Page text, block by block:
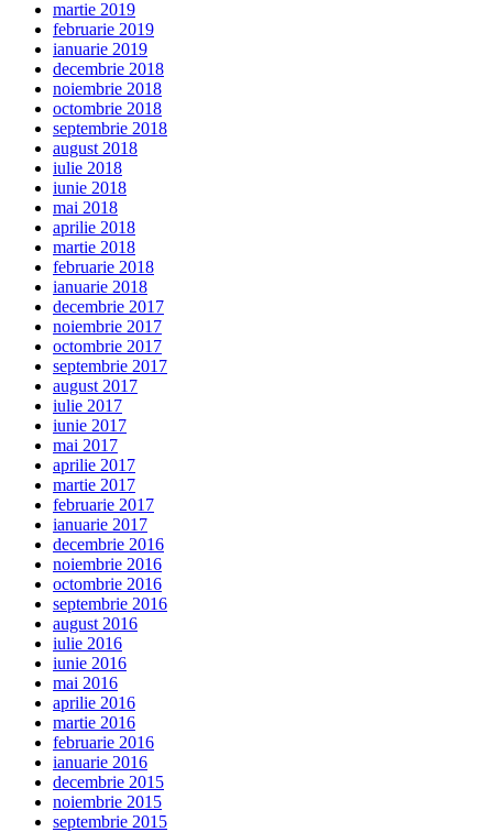
martie 2019
februarie 2019
ianuarie 2019
decembrie 2018
noiembrie 2018
octombrie 2018
septembrie 2018
august 2018
iulie 2018
iunie 2018
mai 2018
aprilie 2018
martie 2018
februarie 2018
ianuarie 2018
decembrie 2017
noiembrie 2017
octombrie 2017
septembrie 2017
august 2017
iulie 2017
iunie 2017
mai 2017
aprilie 2017
martie 2017
februarie 2017
ianuarie 2017
decembrie 2016
noiembrie 2016
octombrie 2016
septembrie 2016
august 2016
iulie 2016
iunie 2016
mai 2016
aprilie 2016
martie 2016
februarie 2016
ianuarie 2016
decembrie 2015
noiembrie 2015
septembrie 2015